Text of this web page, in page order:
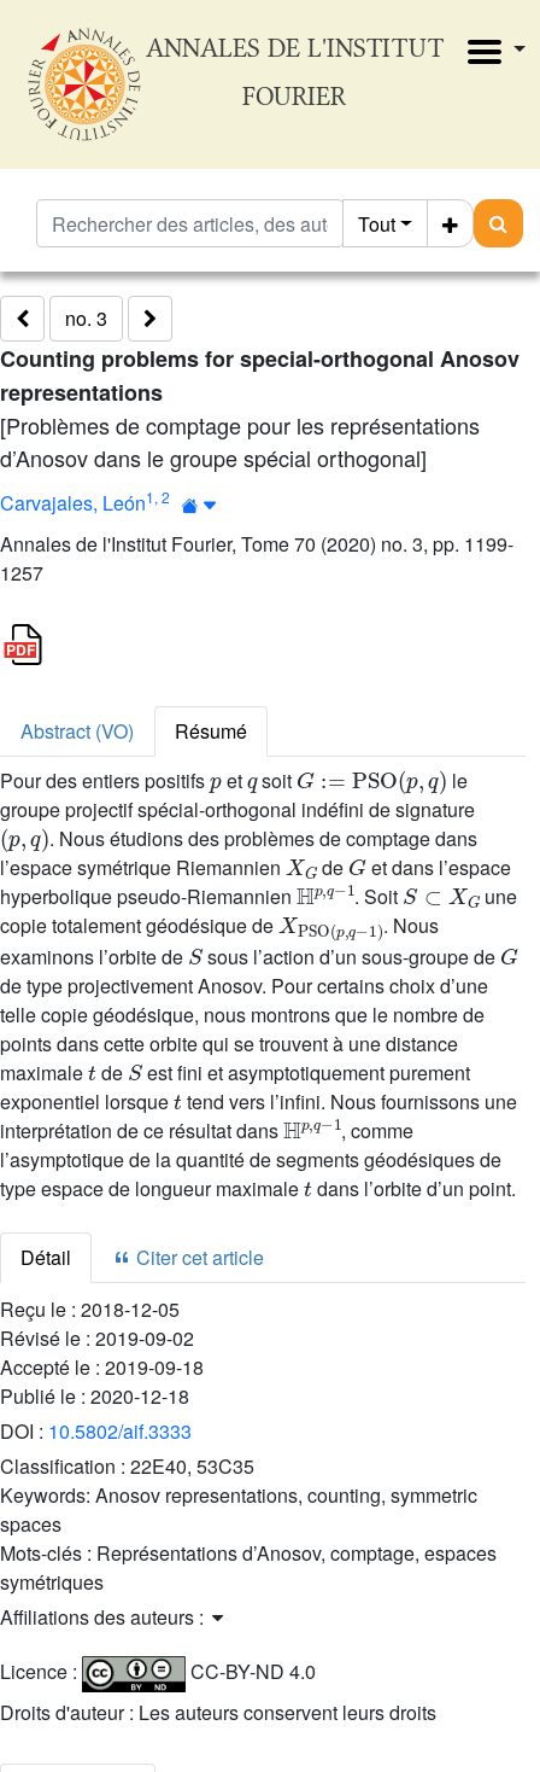
ANNALES DE L'INSTITUT
FOURIER
Tout
no. 3
Counting problems for special-orthogonal Anosov
representations
[Problèmes de comptage pour les représentations
d’Anosov dans le groupe spécial orthogonal]
Carvajales, León1, 2
Annales de l'Institut Fourier, Tome 70 (2020) no. 3, pp. 1199-
1257
Abstract (VO)
Résumé
Pour des entiers positifs et soit
G:=PSO(p,q)
le
groupe projectif spécial-orthogonal indéfini de signature
(p,q)
. Nous étudions des problèmes de comptage dans
l’espace symétrique Riemannien
XG
de
G
et dans l’espace
hyperbolique pseudo-Riemannien
ℍp,q-
1
. Soit
S⊂XG
une
copie totalement géodésique de
XPSO p,q-
1)
. Nous
examinons l’orbite de
S
sous l’action d’un sous-groupe de
de type projectivement Anosov. Pour certains choix d’une
telle copie géodésique, nous montrons que le nombre de
points dans cette orbite qui se trouvent à une distance
maximale
t
de
S
est fini et asymptotiquement purement
exponentiel lorsque
t
tend vers l’infini. Nous fournissons une
interprétation de ce résultat dans
ℍp,q-
1
, comme
l’asymptotique de la quantité de segments géodésiques de
type espace de longueur maximale
t
dans l’orbite d’un point.
Détail
Citer cet article
Reçu le : 2018-12-05
Révisé le : 2019-09-02
Accepté le : 2019-09-18
Publié le : 2020-12-18
DOI : 10.5802/aif.3333
Classification : 22E40, 53C35
Keywords: Anosov representations, counting, symmetric
spaces
Mots-clés : Représentations d’Anosov, comptage, espaces
symétriques
Affiliations des auteurs :
Licence :
CC-BY-ND 4.0
Droits d'auteur : Les auteurs conservent leurs droits